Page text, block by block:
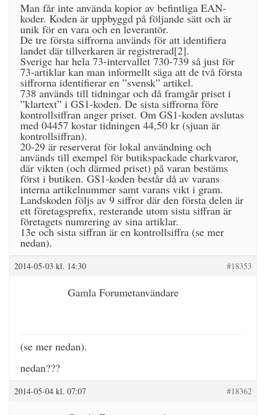
Man får inte använda kopior av befintliga EAN-
koder. Koden är uppbyggd på följande sätt och är
unik för en vara och en leverantör.
De tre första siffrorna används för att identifiera
landet där tillverkaren är registrerad[2].
Sverige har hela 73-intervallet 730-739 så just för
73-artiklar kan man informellt säga att de två första
siffrorna identifierar en ”svensk” artikel.
738 används till tidningar och då framgår priset i
”klartext” i GS1-koden. De sista siffrorna före
kontrollsiffran anger priset. Om GS1-koden avslutas
med 04457 kostar tidningen 44,50 kr (sjuan är
kontrollsiffran).
20-29 är reserverat för lokal användning och
används till exempel för butikspackade charkvaror,
där vikten (och därmed priset) på varan bestäms
först i butiken. GS1-koden består då av varans
interna artikelnummer samt varans vikt i gram.
Landskoden följs av 9 siffror där den första delen är
ett företagsprefix, resterande utom sista siffran är
företagets numrering av sina artiklar.
13e och sista siffran är en kontrollsiffra (se mer
nedan).
2014-05-03 kl. 14:30 #18353
Gamla Forumetanvändare
(se mer nedan).
nedan???
2014-05-04 kl. 07:07 #18362